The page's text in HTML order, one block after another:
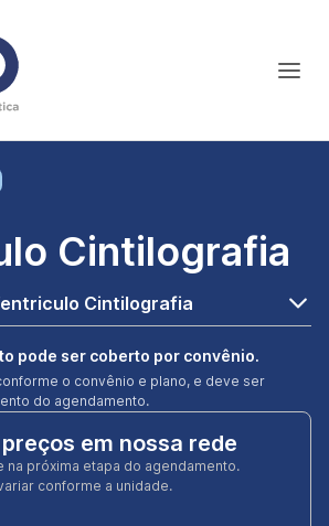
Cintilografia
Cintilografia
pode ser coberto por convênio.
o convênio e plano, e deve ser
do agendamento.
em nossa rede
na próxima etapa do agendamento.
conforme a unidade.